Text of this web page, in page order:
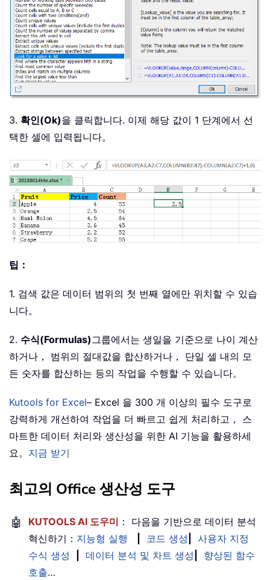
3. 확인(Ok)을 클릭합니다. 이제 해당 값이 1 단계에서 선
택한 셀에 입력됩니다。
팁：
1. 검색 값은 데이터 범위의 첫 번째 열에만 위치할 수 있습
니다。
2. 수식(Formulas) 그룹에서는 생일을 기준으로 나이 계산
하거나， 범위의 절대값을 합산하거나， 단일 셀 내의 모
든 숫자를 합산하는 등의 작업을 수행할 수 있습니다。
Kutools for Excel– Excel 을 300 개 이상의 필수 도구로
강력하게 개선하여 작업을 더 빠르고 쉽게 처리하고， 스
마트한 데이터 처리와 생산성을 위한 AI 기능을 활용하세
요。 지금 받기
최고의 Office 생산성 도구
🤖 KUTOOLS AI 도우미 ： 다음을 기반으로 데이터 분석
혁신하기： 지능형 실행 코드 생성
사용자 지정
수식 생성
데이터 분석 및 차트 생성
향상된 함수
호출…